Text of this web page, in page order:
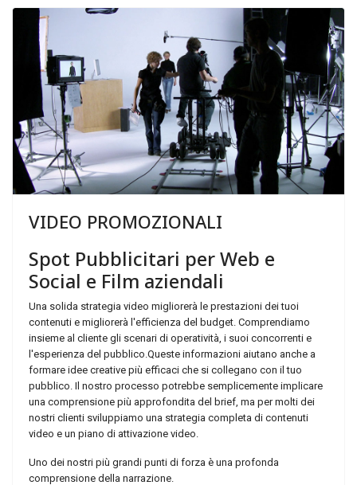
VIDEO PROMOZIONALI
Spot Pubblicitari perWeb e
Social e Film aziendali
Una solida strategia video migliorerà le prestazioni dei tuoi
contenuti e migliorerà l'efficienza del budget. Comprendiamo
insieme al cliente gli scenari di operatività, i suoi concorrenti e
l'esperienza del pubblico.Queste informazioni aiutano anche a
formare idee creative più efficaci che si collegano con il tuo
pubblico. Il nostro processo potrebbe semplicemente implicare
una comprensione più approfondita del brief, ma per molti dei
nostri clienti sviluppiamo una strategia completa di contenuti
video e un piano di attivazione video.
Uno dei nostri più grandi punti di forza è una profonda
comprensione della narrazione.